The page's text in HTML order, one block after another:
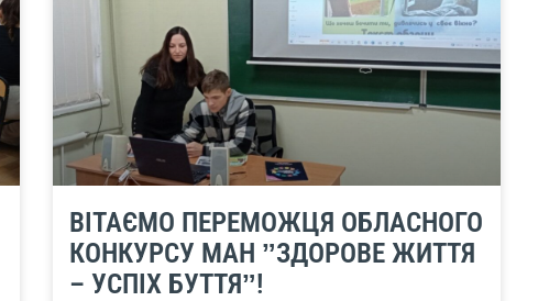
ВІТАЄМО ПЕРЕМОЖЦЯ ОБЛАСНОГО
КОНКУРСУ МАН ˮЗДОРОВЕ ЖИТТЯ
– УСПІХ БУТТЯˮ!